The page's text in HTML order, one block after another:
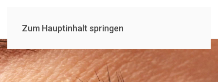
Zum Hauptinhalt springen